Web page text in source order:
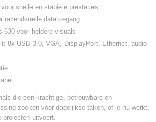
snelle en stabiele prestaties
razendsnelle datatoegang
630 voor heldere visuals
8x USB 3.0, VGA, DisplayPort, Ethernet, audio
die een krachtige, betrouwbare en
zoeken voor dagelijkse taken, of je nu werkt,
uitvoert.